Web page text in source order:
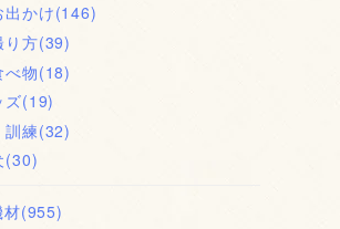
出かけ(146)
り方(39)
べ物(18)
ズ(19)
訓練(32)
(30)
材(955)